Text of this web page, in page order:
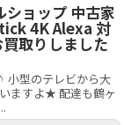
ショップ 中古家
4K Alexa 対
取りしました
小型のテレビから大
ますよ★ 配達も鶴ヶ